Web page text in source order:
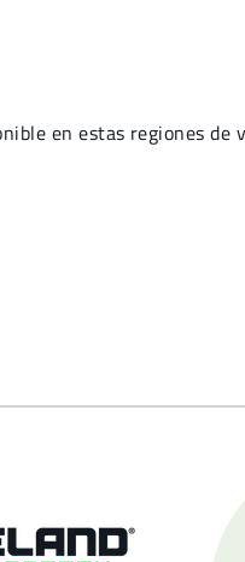
en estas regiones de